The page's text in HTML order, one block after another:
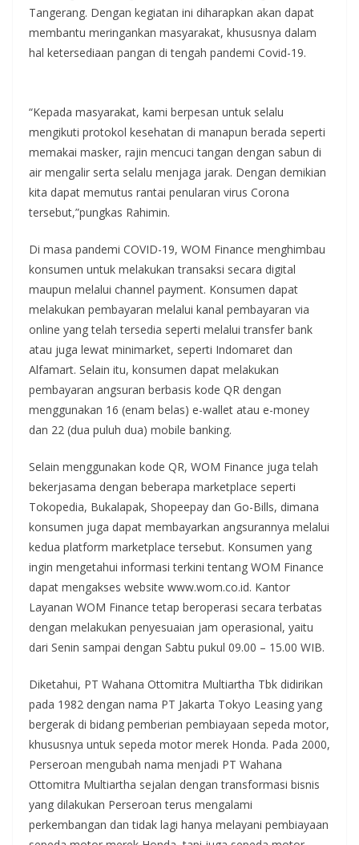
Tangerang. Dengan kegiatan ini diharapkan akan dapat
membantu meringankan masyarakat, khususnya dalam
hal ketersediaan pangan di tengah pandemi Covid-19.
“Kepada masyarakat, kami berpesan untuk selalu
mengikuti protokol kesehatan di manapun berada seperti
memakai masker, rajin mencuci tangan dengan sabun di
air mengalir serta selalu menjaga jarak. Dengan demikian
kita dapat memutus rantai penularan virus Corona
tersebut,”pungkas Rahimin.
Di masa pandemi COVID-19, WOM Finance menghimbau
konsumen untuk melakukan transaksi secara digital
maupun melalui channel payment. Konsumen dapat
melakukan pembayaran melalui kanal pembayaran via
online yang telah tersedia seperti melalui transfer bank
atau juga lewat minimarket, seperti Indomaret dan
Alfamart. Selain itu, konsumen dapat melakukan
pembayaran angsuran berbasis kode QR dengan
menggunakan 16 (enam belas) e-wallet atau e-money
dan 22 (dua puluh dua) mobile banking.
Selain menggunakan kode QR, WOM Finance juga telah
bekerjasama dengan beberapa marketplace seperti
Tokopedia, Bukalapak, Shopeepay dan Go-Bills, dimana
konsumen juga dapat membayarkan angsurannya melalui
kedua platform marketplace tersebut. Konsumen yang
ingin mengetahui informasi terkini tentang WOM Finance
dapat mengakses website www.wom.co.id. Kantor
Layanan WOM Finance tetap beroperasi secara terbatas
dengan melakukan penyesuaian jam operasional, yaitu
dari Senin sampai dengan Sabtu pukul 09.00 – 15.00 WIB.
Diketahui, PT Wahana Ottomitra Multiartha Tbk didirikan
pada 1982 dengan nama PT Jakarta Tokyo Leasing yang
bergerak di bidang pemberian pembiayaan sepeda motor,
khususnya untuk sepeda motor merek Honda. Pada 2000,
Perseroan mengubah nama menjadi PT Wahana
Ottomitra Multiartha sejalan dengan transformasi bisnis
yang dilakukan Perseroan terus mengalami
perkembangan dan tidak lagi hanya melayani pembiayaan